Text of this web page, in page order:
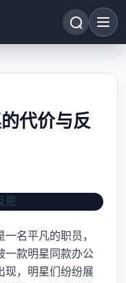
代价与反
名平凡的职员，
一款明星同款办公
现，明星们纷纷展